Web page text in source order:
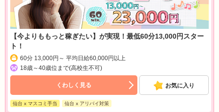
【今よりももっと稼ぎたい】が実現！最低60分13,000円スター
ト！
60分 13,000円～ 平均日給60,000円以上
18歳～40歳位まで(高校生不可)
くわしく見る お気に入り
仙台 x マスコミ手当 仙台 x アリバイ対策